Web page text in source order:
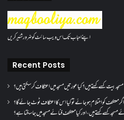
اپنے احباب تک اس ویب سائٹ کو ضرور شئیر کریں
Recent Posts
کسے کہتے ہیں؟کیا عورتیں مسجد میں اعتکاف کر سکتی ہیں؟
کو احتلام ہو جائے تو کیا اس کا اعتکاف ٹوٹ جائے گا؟
مسجد کسے کہتے ہیں ، اور کیا معتکف فنائے مسجد میں جا سکتا ہے؟